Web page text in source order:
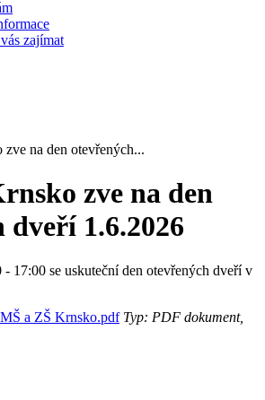
zajímat
na den otevřených...
zve na den
dveří 1.6.2026
17:00 se uskuteční den otevřených dveří v
a ZŠ Krnsko.pdfTyp: PDF dokument,